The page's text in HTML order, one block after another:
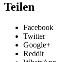
Teilen
Facebook
Twitter
Google+
Reddit